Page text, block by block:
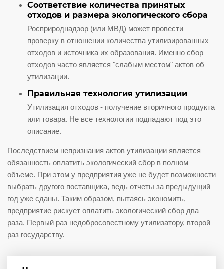
Соответствие количества принятых
отходов и размера экологического сбора
Росприроднадзор (или МВД) может провести
проверку в отношении количества утилизированных
отходов и источника их образования. Именно сбор
отходов часто является "слабым местом" актов об
утилизации.
Правильная технология утилизации
Утилизация отходов - получение вторичного продукта
или товара. Не все технологии подпадают под это
описание.
Последствием непризнания актов утилизации является
обязанность оплатить экологический сбор в полном
объеме. При этом у предприятия уже не будет возможности
выбрать другого поставщика, ведь отчеты за предыдущий
год уже сданы. Таким образом, пытаясь экономить,
предприятие рискует оплатить экологический сбор два
раза. Первый раз недобросовестному утилизатору, второй
раз государству.